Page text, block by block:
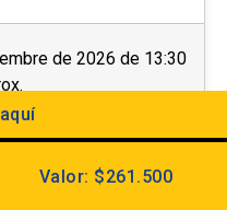
Valor: $261.500
de 2026 de 13:30
noviembre en horario a
12:40 horas aprox. (Av.
#3300,